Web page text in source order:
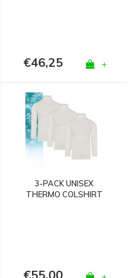
€46,25 +
3-PACK UNISEX
THERMO COLSHIRT
€55,00